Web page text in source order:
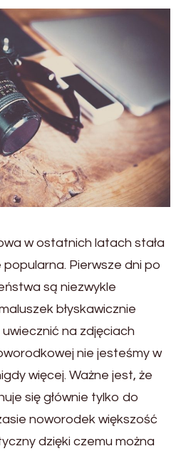
w ostatnich latach stała
Pierwsze dni po
są niezwykle
błyskawicznie
na zdjęciach
nie jesteśmy w
więcej. Ważne jest, że
się głównie tylko do
noworodek większość
dzięki czemu można